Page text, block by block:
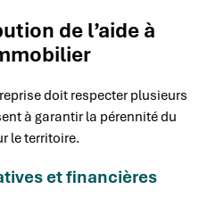
de l’aide à
doit respecter plusieurs
à garantir la pérennité du
le territoire.
et financières